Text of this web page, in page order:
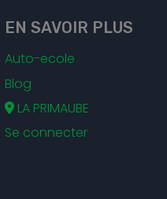
EN SAVOIR PLUS
Auto-ecole
Blog
LA PRIMAUBE
Se connecter